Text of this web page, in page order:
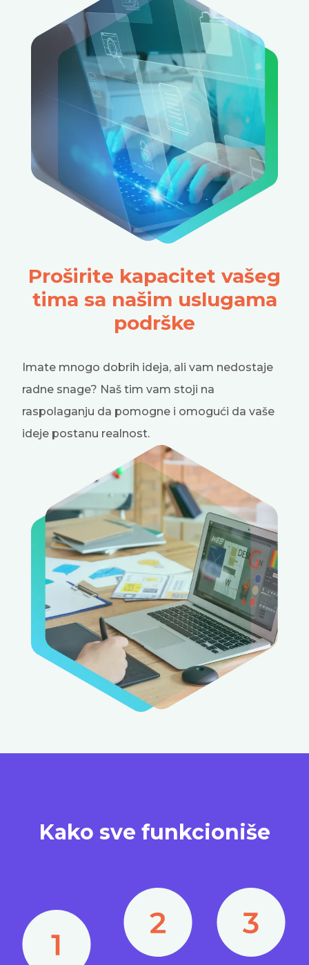
Proširite kapacitet vašeg
tima sa našim uslugama
podrške
Imate mnogo dobrih ideja, ali vam nedostaje
radne snage? Naš tim vam stoji na
raspolaganju da pomogne i omogući da vaše
ideje postanu realnost.
Kako sve funkcioniše